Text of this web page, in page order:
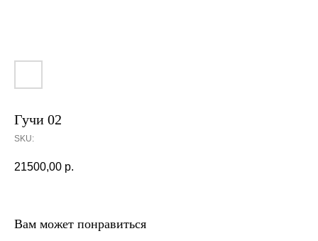
Гучи 02
SKU:
21500,00 р.
Вам может понравиться